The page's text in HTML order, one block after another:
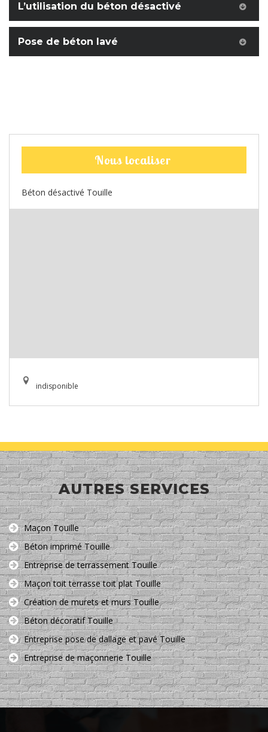
L’utilisation du béton désactivé
Pose de béton lavé
Nous localiser
Béton désactivé Touille
indisponible
AUTRES SERVICES
Maçon Touille
Béton imprimé Touille
Entreprise de terrassement Touille
Maçon toit terrasse toit plat Touille
Création de murets et murs Touille
Béton décoratif Touille
Entreprise pose de dallage et pavé Touille
Entreprise de maçonnerie Touille